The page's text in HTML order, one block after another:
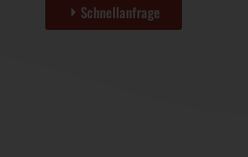
Schnellanfrage